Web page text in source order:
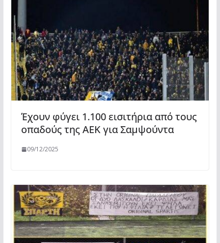
Έχουν φύγει 1.100 εισιτήρια από τους
οπαδούς της ΑΕΚ για Σαμψούντα
09/12/2025